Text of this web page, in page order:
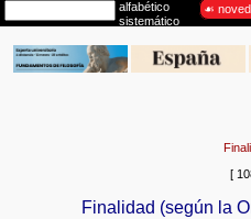
[
Finalidad (según la